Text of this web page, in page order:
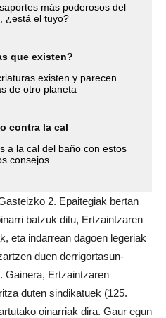
más poderosos del
¿está el tuyo?
que existen?
existen y parecen
de otro planeta
contra la cal
a la cal del baño con estos
consejos
2. Epaitegiak bertan
batzuk ditu, Ertzaintzaren
eta indarrean dagoen legeriak
duen derrigortasun-
Gainera, Ertzaintzaren
duten sindikatuek (125.
oinarriak dira. Gaur egun